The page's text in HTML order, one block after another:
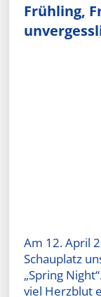
Frühling,
Am 12. April
Schauplatz
„Spring
viel Herzblut